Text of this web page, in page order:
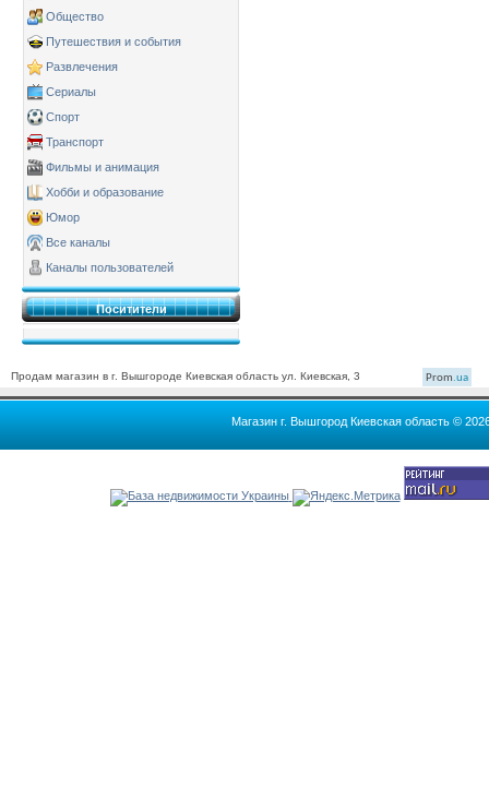
Общество
Путешествия и события
Развлечения
Сериалы
Спорт
Транспорт
Фильмы и анимация
Хобби и образование
Юмор
Все каналы
Каналы пользователей
Поситители
Продам магазин в г. Вышгороде Киевская область ул. Киевская, 3 Prom.ua
Магазин г. Вышгород Киевская область ©